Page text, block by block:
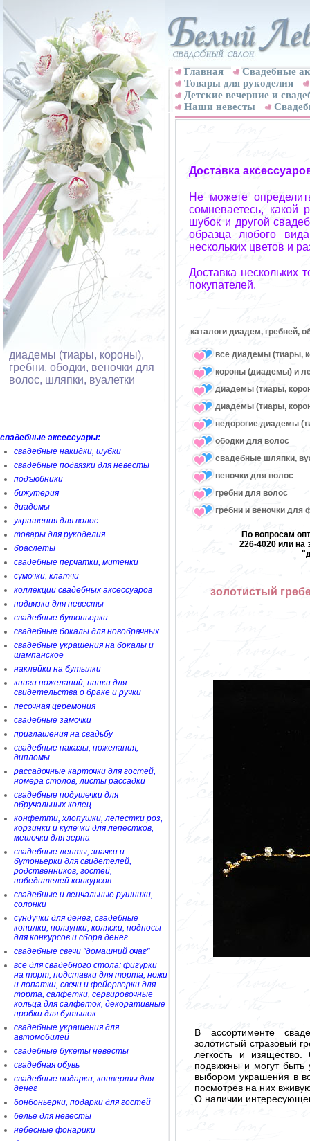
диадемы (тиары, короны),
гребни, ободки, веночки для
волос, шляпки, вуалетки
свадебные аксессуары:
свадебные накидки, шубки
свадебные подвязки для невесты
подъюбники
бижутерия
диадемы
украшения для волос
товары для рукоделия
браслеты
свадебные перчатки, митенки
сумочки, клатчи
коллекции свадебных аксессуаров
подвязки для невесты
свадебные бутоньерки
свадебные бокалы для новобрачных
свадебные украшения на бокалы и
шампанское
наклейки на бутылки
книги пожеланий, папки для
свидетельства о браке и ручки
песочная церемония
свадебные замочки
приглашения на свадьбу
свадебные наказы, пожелания,
дипломы
рассадочные карточки для гостей,
номера столов, листы рассадки
свадебные подушечки для
обручальных колец
конфетти, хлопушки, лепестки роз,
корзинки и кулечки для лепестков,
мешочки для зерна
свадебные ленты, значки и
бутоньерки для свидетелей,
родственников, гостей,
победителей конкурсов
свадебные и венчальные рушники,
солонки
сундучки для денег, свадебные
копилки, ползунки, коляски, подносы
для конкурсов и сбора денег
свадебные свечи "домашний очаг"
все для свадебного стола: фигурки
на торт, подставки для торта, ножи
и лопатки, свечи и фейерверки для
торта, салфетки, сервировочные
кольца для салфеток, декоративные
пробки для бутылок
свадебные украшения для
автомобилей
свадебные букеты невесты
свадебная обувь
свадебные подарки, конверты для
денег
бонбоньерки, подарки для гостей
белье для невесты
небесные фонарики
Главная
Свадебные
Товары для рукоделия
Детские вечерние и
Наши невесты
Доставка
Не можете
сомневаетесь, какой
шубок и другой
образца любого
нескольких цветов и
Доставка нескольких
покупателей.
каталоги диадем, гребней,
все диадемы (тиары,
короны (диадемы) и
диадемы (тиары,
диадемы (тиары,
недорогие диадемы
ободки для волос
свадебные шляпки,
веночки для волос
гребни для волос
гребни и веночки для
По вопросам
226-4020 или на
золотистый
В ассортименте
золотистый стразовый
легкость и
подвижны и могут
выбором украшения в
посмотрев на них
О наличии